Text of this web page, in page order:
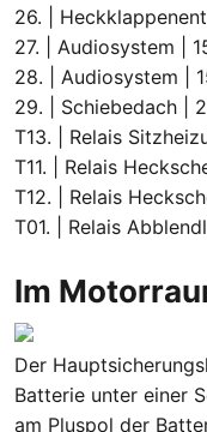
26. |
27. | Audiosystem |
28. | Audiosystem |
29. | Schiebedach |
T13. | Relais
T11. | Relais
T12. | Relais
T01. | Relais
Im
Der
Batterie unter einer
am Pluspol der